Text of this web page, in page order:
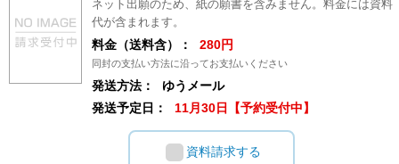
ネット出願のため、紙の願書を含みません。料金には資料
代が含まれます。
料金（送料含）： 280円
同封の支払い方法に沿ってお支払いください
発送方法：
ゆうメール
発送予定日：
11月30日【予約受付中】
資料請求する